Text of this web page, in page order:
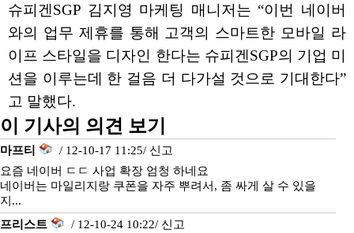
슈피겐SGP 김지영 마케팅 매니저는 “이번 네이버
와의 업무 제휴를 통해 고객의 스마트한 모바일 라
이프 스타일을 디자인 한다는 슈피겐SGP의 기업 미
션을 이루는데 한 걸음 더 다가설 것으로 기대한다”
고 말했다.
이 기사의 의견 보기
마프티 / 12-10-17 11:25/ 신고
요즘 네이버 ㄷㄷ 사업 확장 엄청 하네요
네이버는 마일리지랑 쿠폰을 자주 뿌려서, 좀 싸게 살 수 있을
지...
프리스트
/ 12-10-24 10:22/ 신고